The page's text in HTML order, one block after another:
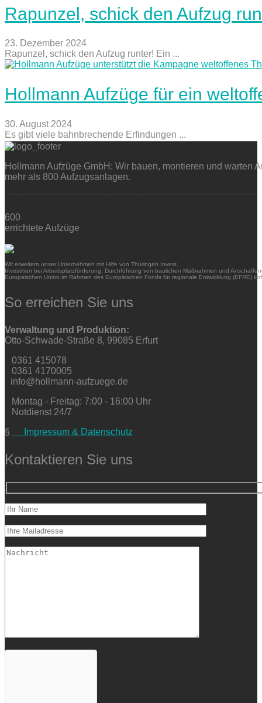
Rapunzel, schick den Aufzug
23. Dezember 2024
Rapunzel, schick den Aufzug runter! Ein ...
Hollmann Aufzüge für ein
30. August 2024
Es gibt viele bahnbrechende Erfindungen ...
Hollmann Aufzüge GmbH: Wir bauen, montieren und warten
mehr als 800 Aufzugsanlagen.
600
errichtete Aufzüge
Wir erweitern unser Unternehmen mit Hilfe von Thüringen Invest.
Investition bei Arbeitsplatzförderung. Durchführung von baulichen Maßnahmen und
Europäischen Union im Rahmen des Europäischen Fonds für regionale Entwicklung (EFRE)
So erreichen Sie uns
Verwaltung und Produktion:
Otto-Schwade-Straße 8, 99085 Erfurt
0361 415078
0361 4170005
info@hollmann-aufzuege.de
Montag - Freitag: 7:00 - 16:00 Uhr
Notdienst 24/7
§
Impressum & Datenschutz
Kontaktieren Sie uns